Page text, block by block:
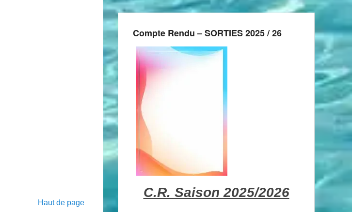
Haut de page
Compte Rendu – SORTIES 2025 / 26
C.R. Saison 2025/2026